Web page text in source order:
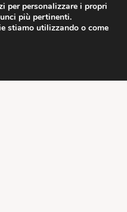
per personalizzare i propri
più pertinenti.
stiamo utilizzando o come